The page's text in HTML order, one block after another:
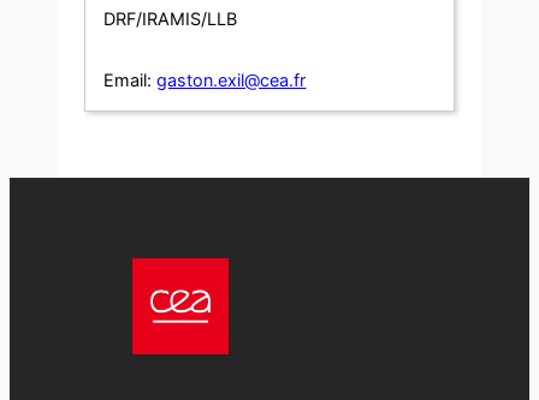
DRF/IRAMIS/LLB
Email: gaston.exil@cea.fr